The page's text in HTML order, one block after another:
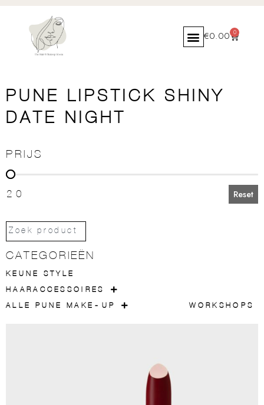
€0.00 0
PUNE LIPSTICK SHINY
DATE NIGHT
PRIJS
PRIJS
20 Reset
CATEGORIEËN
KEUNE STYLE
HAARACCESSOIRES
ALLE PUNE MAKE-UP
WORKSHOPS